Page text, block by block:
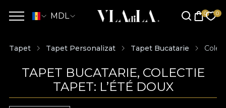
MDL
Tapet Tapet Personalizat Tapet Bucatarie
TAPET BUCATARIE, COLECTIE
TAPET: L’ÉTÉ DOUX